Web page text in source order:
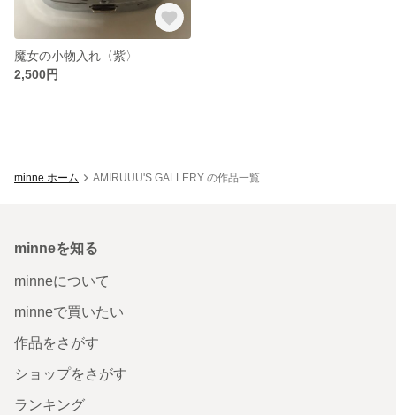
魔女の小物入れ〈紫〉
2,500円
minne ホーム AMIRUUU'S GALLERY の作品一覧
minneを知る
minneについて
minneで買いたい
作品をさがす
ショップをさがす
ランキング